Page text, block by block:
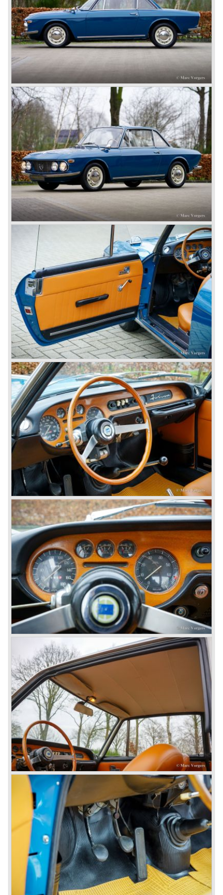
carrosseriebouwers hun creaties konden ontwerpen. Tot
1936 verschenen de modellen Augusta, Astura, Arteria en
Ardea.
1936 betekende de herintroductie van de zelfdragende
carrosserie in de prachtige Lancia Aprilia die wederom (14
jaar na verschijning van de Lambda) van een
vooruitziende blik getuigde. De Lancia Aprilia was voorzien
van onafhankelijke wielophanging rondom (!), hydraulische
remmen (!), remtrommels tegen het differentieel achter (!)
en een van aluminium vervaardigd V4 motorblok (!).
Naast de automobielbouw was Lancia ook zeer actief in
de racerij. De Lancia racewagens waren vaak voorzien
van innovatieve technische snufjes die op het circuit hun
waarde moesten bewijzen. O.a. de befaamde coureur
Fangio reed voor Lancia in de jaren vijftig van de vorige
eeuw, hij reed ondermeer de Pan America race in 1953.
In de jaren vijftig werden de prachtigste naoorlogse
Lancia's ooit gebouwd. Ook deze wagens waren hun tijd
ver vooruit met hun lichte zelfdragende koetswerken,
aluminium V4 en V6 motorblokken, met bovenliggende
nokkenassen, en de andere verworvenheden van de
voorgaande modellen.
De Appia Serie 1 en II (1953-1959) was een prachtig
vormgegeven compacte auto die technisch iets simpeler
was uitgevoerd dan haar Lancia stalgenoten. Tussen 1956
en 1962 werden er tevens beeldschone Lancia Appia
specials gebouwd met een separaat chassis met
carrosserieën van o.a. Pinin Farina, Zagato en Vignale
(zeer zeldzaam).
In 1950 werd tevens de Lancia Aurelia voorgesteld. Deze
was verkrijgbaar als saloon (B10, B21, B22, B12), vanaf
1953 tevens als 2+2 coupé (B20-2500 GT), en vanaf 1954
als Spider en Convertible (B24).
De Aurelia B20-2500 GT en de Aurelia B20 Spider behoren
tot de absolute Lancia hoogtepunten en werden
vormgegeven door Pinin Farina!
De Aurelia serie werd in 1957 opgevolgd door de Lancia
Flaminia serie.
Met de Flaminia serie bracht Lancia een, zeer luxueuze,
automobiel voor de topklasse. De auto's waren wederom
hoogstandjes van technisch vernuft en van grote uiterlijke
schoonheid. Door de gebruikte technieken werd de
Flaminia erg duur, waardoor er van alle modellen tezamen
maar iets meer dan 10.000 werden verkocht. De Flaminia
serie kenmerkte zich door: onafhankelijke wielophanging
voor, De Dion achteras met aangebouwde versnellingsbak
(Transaxle), schijfremmen rondom, en een aluminium V6
motor. We onderscheiden de volgende Lancia Flaminia
modellen:
de Flaminia Berlina (1957-1970), de Lancia Flaminia
Coupé (1958-1967), de Lancia Flaminia GT/ GTL (1958-
1967) en de Lancia's Flaminia Sport en Supersport Zagato
(1958-1967).
In 1960 verscheen naast de Lancia Flavia serie een
nieuwe loot aan de Lancia stamboom; de Flavia. De
Lancia Flavia werd gepositioneerd tussen de Appia en de
Flaminia modelseries. Het verschijnen van de Flavia
betekende de introductie van voorwielaandrijving bij
Lancia. Door te kiezen voor voorwielaandrijving kon de
Flavia technisch minder complex en dus goedkoper
worden gebouwd dan de Flaminia. De Flavia kreeg een
eenvoudiger semi-onafhankelijke wielophanging achter.
De auto was verder uitgerust met een gescheiden
remsysteem met schijfremmen rondom.
We onderscheiden de volgende Lancia Flavia Modellen:
Lancia Flavia Berlina (1960-1966), de Lancia Flavia Coupé
(1962-1968), de Lancia Flavia Cabriolet (1962-1969) en de
Lancia Flavia Sport Zagato (1963-1967).
In 1969 ging het financieel niet goed meer met Lancia. De
dure, geavanceerde, automobielen brachten te weinig
winst waardoor Lancia zich genoodzaakt zag het bedrijf
aan Fiat over te doen.
In 1969 werden de Lancia Flavia Berlina en Coupé uiterlijk
gemoderniseerd en werd er tevens een twee liter V4
motor toegepast. De gemoderniseerde Flavia werd tot
1974 gebouwd.
In 1963 kwam de Lancia Fulvia op de markt. De Berline
uitvoering leek sterk op de grotere Lancia Flavia Berline.
De Fulvia was echter voorzien van kleinere V4 motoren
die ook hier de voorwielen aandreven. De Lancia Fulvia
modelserie was voorzien van onafhankelijke
wielophanging rondom en schijfremmen rondom. In 1965
verscheen het neusje van de zalm op Lancia Fulvia
gebied; de Fulvia Coupé... deze auto zou in HF uitvoering
vele, vele, internationale rally evenementen op zijn naam
schrijven... Van de Fulvia verscheen ook weer een Zagato
Sport uitvoering.
In 1970 zag de unieke Lancia Stratos het levenslicht, een
creatie van Bertone. Deze zeer fraaie, technisch
geavanceerde bolide werd, net als de Fulvia, succesvol
ingezet bij rally's.
Tussen 1972 en 1984 verschenen de volgende Lancia
modellen onder regie van Fiat:
De Lancia Bèta (Berlina, Coupé, Spider, HPE en
Montecarlo), de Stratos opvolger Lancia Rally 037 en de
Lancia Gamma sedan.
© Marc Vorgers